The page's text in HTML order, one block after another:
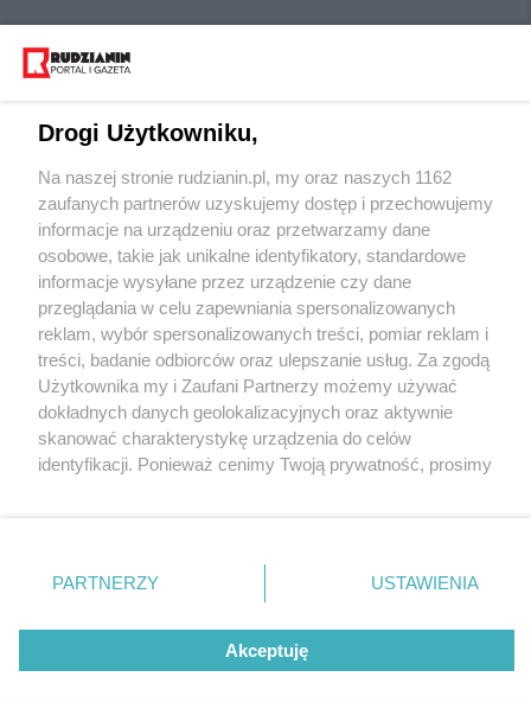
Wydawca mediów lokalnych
Nie zapomnij
zapoznać się z:
polityką prywatności regulamin korzystania z portali
Twojemiasto
Piekary Śląskie
Chorzów
Tarnowskie Góry
Gliwice
Skontaktuj sięz nami
Kontakt
Wydawca
Redakcja
Drogi Użytkowniku,
Na naszej stronie rudzianin.pl, my oraz naszych 1162
zaufanych partnerów uzyskujemy dostęp i przechowujemy
informacje na urządzeniu oraz przetwarzamy dane
osobowe, takie jak unikalne identyfikatory, standardowe
informacje wysyłane przez urządzenie czy dane
przeglądania w celu zapewniania spersonalizowanych
reklam, wybór spersonalizowanych treści, pomiar reklam i
treści, badanie odbiorców oraz ulepszanie usług. Za zgodą
Użytkownika my i Zaufani Partnerzy możemy używać
dokładnych danych geolokalizacyjnych oraz aktywnie
skanować charakterystykę urządzenia do celów
identyfikacji. Ponieważ cenimy Twoją prywatność, prosimy
prywatności znajdujący się w lewym dolnym rogu strony
. Niektóre rodzaje przetwarzania danych nie wymagają
zgody użytkownika, ale masz prawo sprzeciwić się
takiemu przetwarzaniu. Preferencje będą miały
zastosowania tylko na tej witrynie.
PARTNERZY USTAWIENIA
Akceptuję